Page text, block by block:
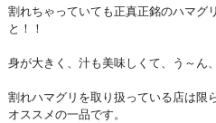
割れちゃっていても正真正銘のハマグ
と！！
身が大きく、汁も美味しくて、う～ん
割れハマグリを取り扱っている店は限
オススメの一品です。